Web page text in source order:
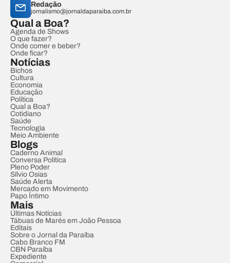
Redação
jornalismo@jornaldaparaiba.com.br
Qual a Boa?
Agenda de Shows
O que fazer?
Onde comer e beber?
Onde ficar?
Notícias
Bichos
Cultura
Economia
Educação
Política
Qual a Boa?
Cotidiano
Saúde
Tecnologia
Meio Ambiente
Blogs
Caderno Animal
Conversa Política
Pleno Poder
Sílvio Osias
Saúde Alerta
Mercado em Movimento
Papo Íntimo
Mais
Últimas Notícias
Tábuas de Marés em João Pessoa
Editais
Sobre o Jornal da Paraíba
Cabo Branco FM
CBN Paraíba
Expediente